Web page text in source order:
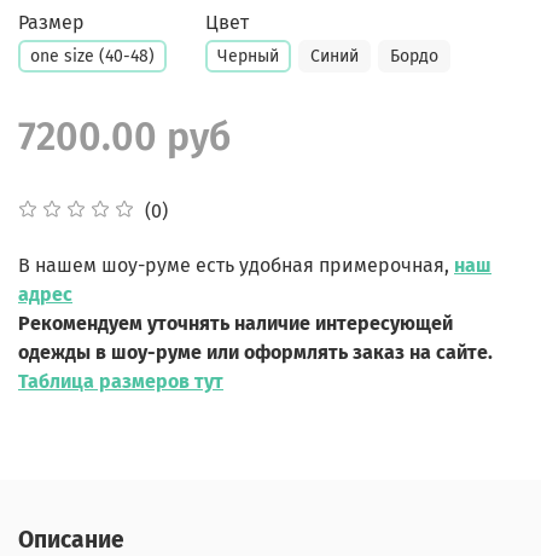
(0)
Размер
one size (40-48)
Цвет
Черный Синий Бордо
7200.00 руб
В нашем шоу-руме есть удобная примерочная, наш
адрес
Рекомендуем уточнять наличие интересующей
одежды в шоу-руме или оформлять заказ на сайте.
Таблица размеров тут
Описание